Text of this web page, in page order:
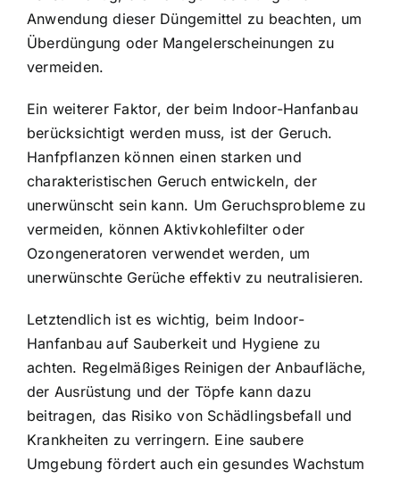
Anwendung dieser Düngemittel zu beachten, um
Überdüngung oder Mangelerscheinungen zu
vermeiden.
Ein weiterer Faktor, der beim Indoor-Hanfanbau
berücksichtigt werden muss, ist der Geruch.
Hanfpflanzen können einen starken und
charakteristischen Geruch entwickeln, der
unerwünscht sein kann. Um Geruchsprobleme zu
vermeiden, können Aktivkohlefilter oder
Ozongeneratoren verwendet werden, um
unerwünschte Gerüche effektiv zu neutralisieren.
Letztendlich ist es wichtig, beim Indoor-
Hanfanbau auf Sauberkeit und Hygiene zu
achten. Regelmäßiges Reinigen der Anbaufläche,
der Ausrüstung und der Töpfe kann dazu
beitragen, das Risiko von Schädlingsbefall und
Krankheiten zu verringern. Eine saubere
Umgebung fördert auch ein gesundes Wachstum